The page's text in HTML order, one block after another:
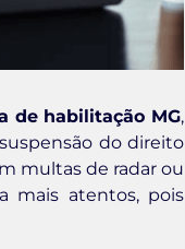
de habilitação MG,
do direito
multas de radar ou
mais atentos, pois